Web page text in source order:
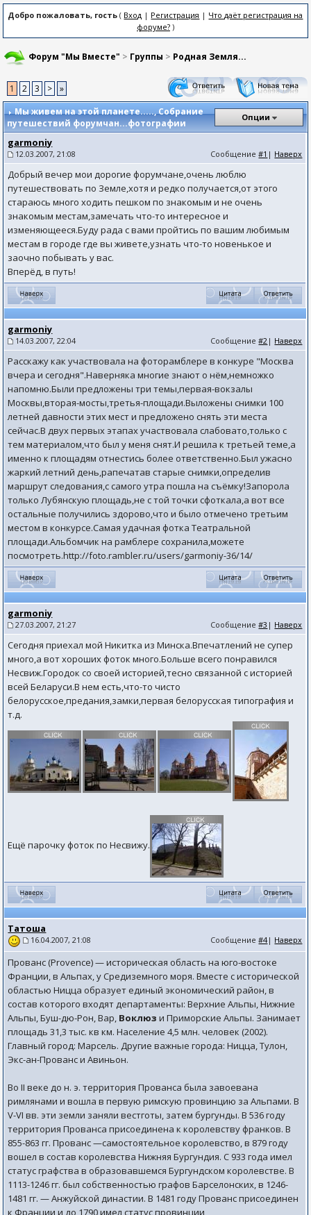
Добро пожаловать, гость ( Вход | Регистрация | Что даёт регистрация на
форуме?)
Форум "Мы Вместе" > Группы > Родная Земля...
1 2 3 >
»
Мы живем на этой планете....., Собрание
путешествий форумчан...фотографии
Опции
garmoniy
12.03.2007, 21:08 Сообщение#1 | Наверх
Добрый вечер мои дорогие форумчане,очень люблю
путешествовать по Земле,хотя и редко получается,от этого
стараюсь много ходить пешком по знакомым и не очень
знакомым местам,замечать что-то интересное и
изменяющееся.Буду рада с вами пройтись по вашим любимым
местам в городе где вы живете,узнать что-то новенькое и
заочно побывать у вас.
Вперёд, в путь!
garmoniy
14.03.2007, 22:04 Сообщение#2 | Наверх
Расскажу как участвовала на фоторамблере в конкуре "Москва
вчера и сегодня".Наверняка многие знают о нём,немножко
напомню.Были предложены три темы,первая-вокзалы
Москвы,вторая-мосты,третья-площади.Выложены снимки 100
летней давности этих мест и предложено снять эти места
сейчас.В двух первых этапах участвовала слабовато,только с
тем материалом,что был у меня снят.И решила к третьей теме,а
именно к площадям отнестись более ответственно.Был ужасно
жаркий летний день,рапечатав старые снимки,определив
маршрут следования,с самого утра пошла на съёмку!Запорола
только Лубянскую площадь,не с той точки сфоткала,а вот все
остальные получились здорово,что и было отмечено третьим
местом в конкурсе.Самая удачная фотка Театральной
площади.Альбомчик на рамблере сохранила,можете
посмотреть.http://foto.rambler.ru/users/garmoniy-36/14/
garmoniy
27.03.2007, 21:27 Сообщение#3 | Наверх
Сегодня приехал мой Никитка из Минска.Впечатлений не супер
много,а вот хороших фоток много.Больше всего понравился
Несвиж.Городок со своей историей,тесно связанной с историей
всей Беларуси.В нем есть,что-то чисто
белорусское,предания,замки,первая белорусская типография и
т.д.
Ещё парочку фоток по Несвижу.
Татоша
16.04.2007, 21:08 Сообщение#4| Наверх
Прованс (Provence) — историческая область на юго-востоке
Франции, в Альпах, у Средиземного моря. Вместе с исторической
областью Ницца образует единый экономический район, в
состав которого входят департаменты: Верхние Альпы, Нижние
Альпы, Буш-дю-Рон, Вар, Воклюз и Приморские Альпы. Занимает
площадь 31,3 тыс. кв км. Население 4,5 млн. человек (2002).
Главный город: Марсель. Другие важные города: Ницца, Тулон,
Экс-ан-Прованс и Авиньон.
Во II веке до н. э. территория Прованса была завоевана
римлянами и вошла в первую римскую провинцию за Альпами. В
V-VI вв. эти земли заняли вестготы, затем бургунды. В 536 году
территория Прованса присоединена к королевству франков. В
855-863 гг. Прованс —самостоятельное королевство, в 879 году
вошел в состав королевства Нижняя Бургундия. С 933 года имел
статус графства в образовавшемся Бургундском королевстве. В
1113-1246 гг. был собственностью графов Барселонских, в 1246-
1481 гг. — Анжуйской династии. В 1481 году Прованс присоединен
к Франции и до 1790 имел статус провинции